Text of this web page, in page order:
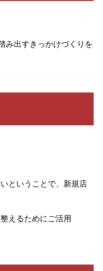
み出すきっかけづくりを
ということで、新規店
えるためにご活用